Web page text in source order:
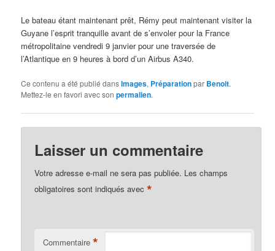
Le bateau étant maintenant prêt, Rémy peut maintenant visiter la
Guyane l’esprit tranquille avant de s’envoler pour la France
métropolitaine vendredi 9 janvier pour une traversée de
l’Atlantique en 9 heures à bord d’un Airbus A340.
Ce contenu a été publié dansImages, Préparationpar Benoit.
Mettez-le en favori avec sonpermalien.
Laisser un commentaire
Votre adresse e-mail ne sera pas publiée. Les champs
obligatoires sont indiqués avec*
Commentaire *